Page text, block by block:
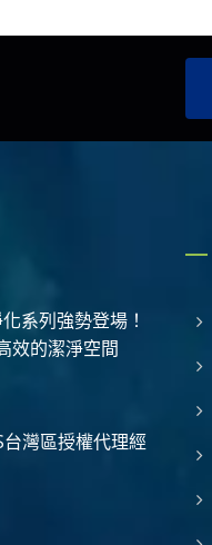
系列強勢登場！
效的潔淨空間
台灣區授權代理經